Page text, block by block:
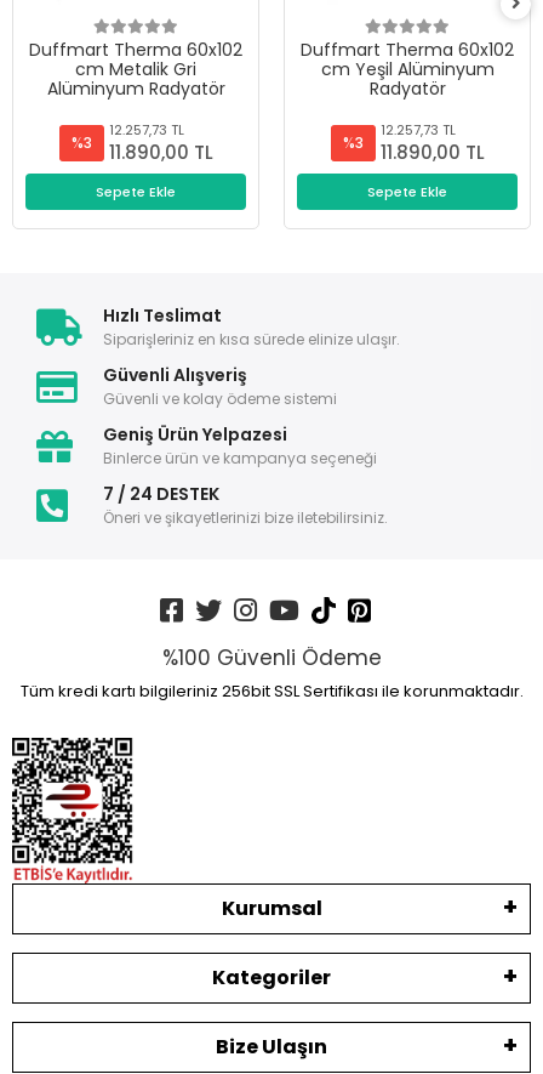
Duffmart Therma 60x102
cm Metalik Gri
Alüminyum Radyatör
%3
12.257,73 TL
11.890,00 TL
Sepete Ekle
Duffmart Therma 60x102
cm Yeşil Alüminyum
Radyatör
%3
12.257,73 TL
11.890,00 TL
Sepete Ekle
Hızlı Teslimat
Siparişleriniz en kısa sürede elinize ulaşır.
Güvenli Alışveriş
Güvenli ve kolay ödeme sistemi
Geniş Ürün Yelpazesi
Binlerce ürün ve kampanya seçeneği
7 / 24 DESTEK
Öneri ve şikayetlerinizi bize iletebilirsiniz.
%100 Güvenli Ödeme
Tüm kredi kartı bilgileriniz 256bit SSL Sertifikası ile korunmaktadır.
Kurumsal
Kategoriler
Bize Ulaşın